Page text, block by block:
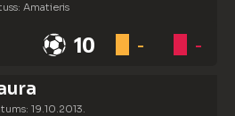
Amatieris
10 - -
19.10.2013.